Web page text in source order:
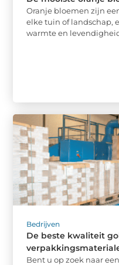
Oranje bloemen zijn
elke tuin of landschap,
warmte en
Bedrijven
De beste kwaliteit
Bent u op zoek naar